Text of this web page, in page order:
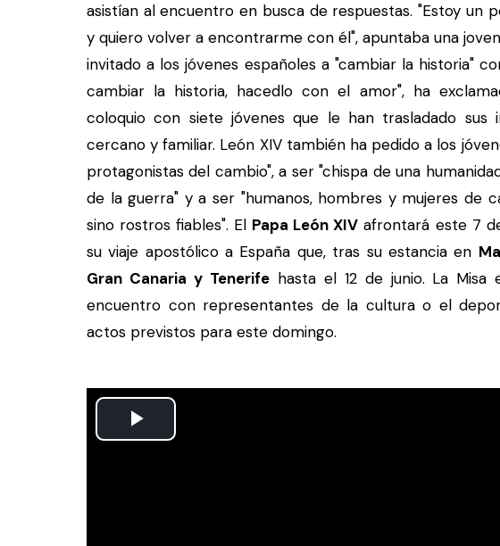
asistían al encuentro en busca de respuestas. "Estoy un
y quiero volver a encontrarme con él", apuntaba una
invitado a los jóvenes españoles a "cambiar la historia"
cambiar la historia, hacedlo con el amor", ha
coloquio con siete jóvenes que le han trasladado sus
cercano y familiar. León XIV también ha pedido a los
protagonistas del cambio", a ser "chispa de una
de la guerra" y a ser "humanos, hombres y mujeres de
sino rostros fiables". El Papa León XIV afrontará este 7
su viaje apostólico a España que, tras su estancia en
Gran Canaria y Tenerifehasta el 12 de junio. La Misa
encuentro con representantes de la cultura o el
actos previstos para este domingo.